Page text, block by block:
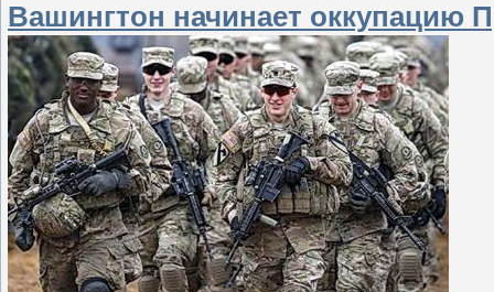
Вашингтон начинает оккупацию